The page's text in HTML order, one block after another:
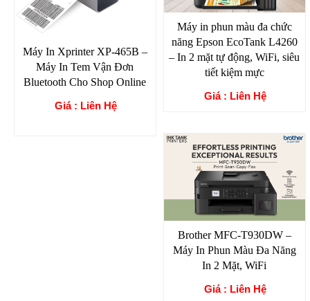
Máy In Xprinter XP-465B –
Máy In Tem Vận Đơn
Bluetooth Cho Shop Online
Giá : Liên Hệ
Máy in phun màu đa chức
năng Epson EcoTank L4260
– In 2 mặt tự động, WiFi, siêu
tiết kiệm mực
Giá : Liên Hệ
Brother MFC-T930DW –
Máy In Phun Màu Đa Năng
In 2 Mặt, WiFi
Giá : Liên Hệ